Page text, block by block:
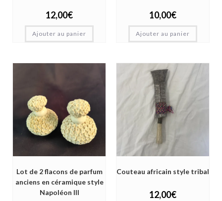
12,00€
Ajouter au panier
10,00€
Ajouter au panier
Lot de 2 flacons de parfum
anciens en céramique style
Napoléon III
Couteau africain style tribal
12,00€